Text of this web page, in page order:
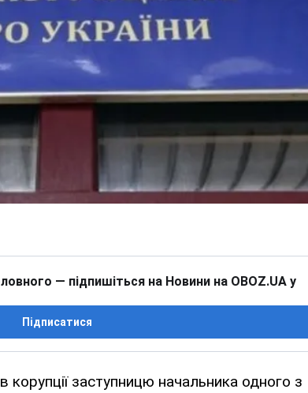
— підпишіться на Новини на OBOZ.UA у
Підписатися
заступницю начальника одного з